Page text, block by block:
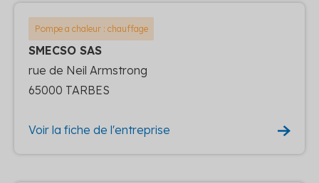
Pompe a chaleur : chauffage
SMECSO SAS
rue de Neil Armstrong
65000 TARBES
Voir la fiche de l'entreprise